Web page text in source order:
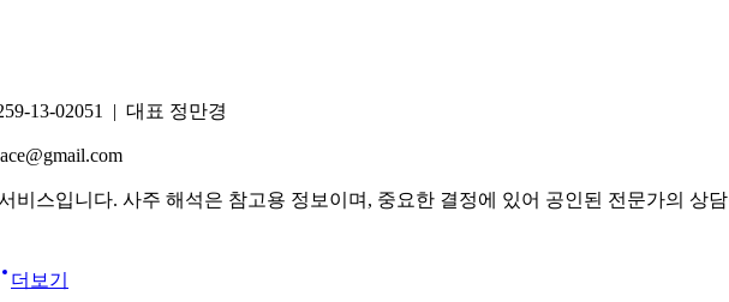
13-02051 | 대표 정만경
비스입니다. 사주 해석은 참고용 정보이며, 중요한 결정에 있어 공인된 전문가의 상
더보기